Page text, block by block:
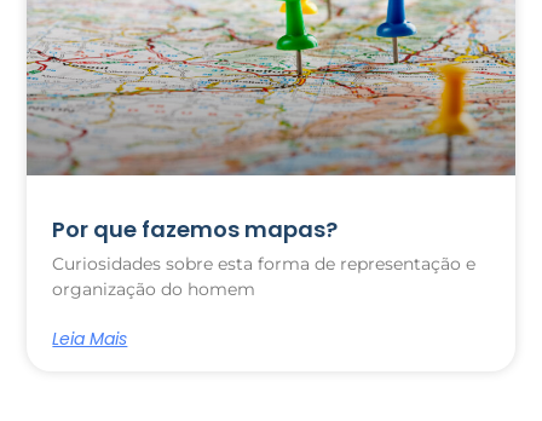
Por que fazemos mapas?
Curiosidades sobre esta forma de representação e
organização do homem
Leia Mais